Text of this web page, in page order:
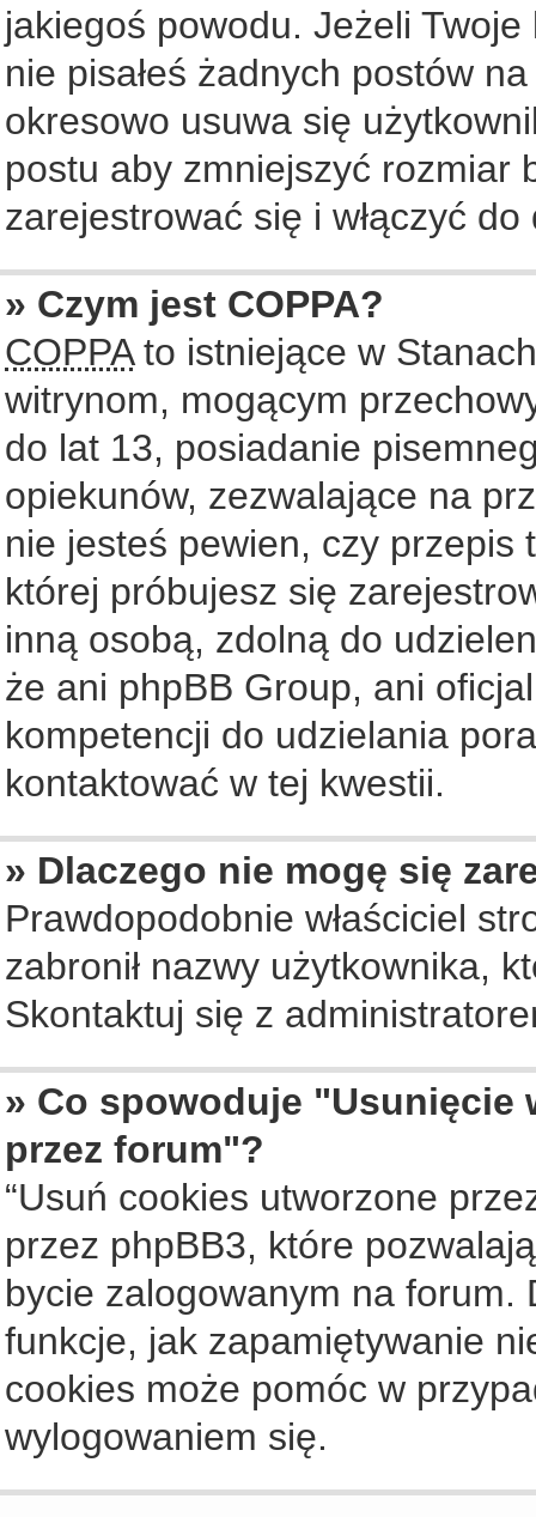
jakiegoś powodu. Jeżeli
nie pisałeś żadnych postów
okresowo usuwa się
postu aby zmniejszyć rozmiar
zarejestrować się i włączyć
» Czym jest COPPA?
COPPAto istniejące w
witrynom, mogącym
do lat 13, posiadanie
opiekunów, zezwalające na
nie jesteś pewien, czy przepis
której próbujesz się
inną osobą, zdolną do
że ani phpBB Group, ani
kompetencji do udzielania
kontaktować w tej kwestii.
» Dlaczego nie mogę się
Prawdopodobnie właściciel
zabronił nazwy użytkownika,
Skontaktuj się z
» Co spowoduje
przez forum"?
“Usuń cookies utworzone
przez phpBB3, które
bycie zalogowanym na forum.
funkcje, jak zapamiętywanie
cookies może pomóc w
wylogowaniem się.